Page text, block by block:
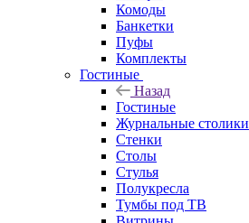
Комоды
Банкетки
Пуфы
Комплекты
Гостиные
Назад
Гостиные
Журнальные столики
Стенки
Столы
Стулья
Полукресла
Тумбы под ТВ